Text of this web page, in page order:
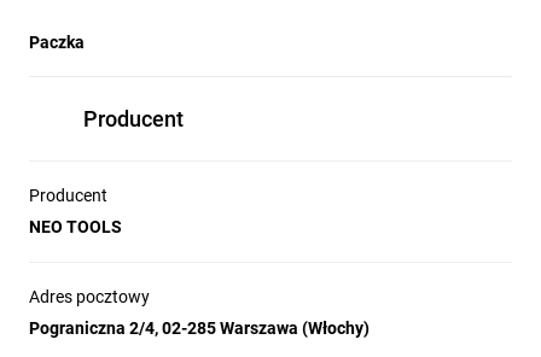
Paczka
Producent
Producent
NEO TOOLS
Adres pocztowy
Pograniczna 2/4, 02-285 Warszawa (Włochy)